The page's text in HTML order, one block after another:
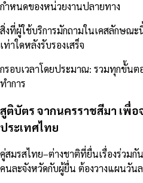
กำหนดของหน่วยงานปลายทาง
สิ่งที่ผู้ใช้บริการมักถามในเคสลักษณะ
เท่าใดหลังรับรองเสร็จ
กรอบเวลาโดยประมาณ: รวมทุกขั้นต
ทำการ
สูติบัตร จากนครราชสีมา เพื่
ประเทศไทย
คู่สมรสไทย–ต่างชาติที่ยื่นเรื่องร่วมกั
คนละจังหวัดกับผู้ยื่น ต้องวางแผนวัน